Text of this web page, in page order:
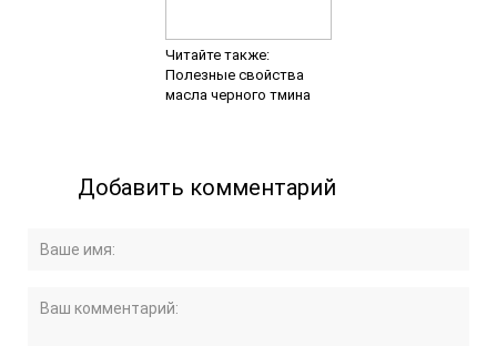
Читайте также:
Полезные свойства
масла черного тмина
Добавить комментарий